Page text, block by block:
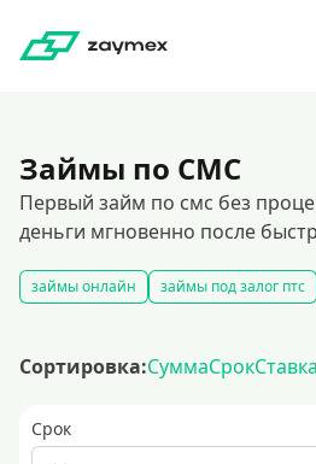
Займы по СМС
Первый займ по смс без
деньги мгновенно после
займы онлайн займы под залог птс
Сортировка:СуммаСрокСтавка
Срок